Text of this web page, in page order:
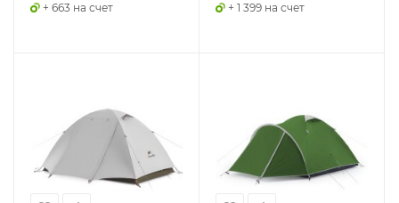
+ 663 на счет + 1 399 на счет